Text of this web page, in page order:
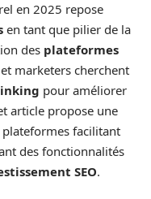
en 2025 repose
en tant que pilier de la
des plateformes
marketers cherchent
pour améliorer
article propose une
facilitant
des fonctionnalités
SEO.